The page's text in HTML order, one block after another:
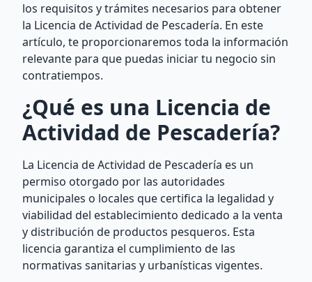
los requisitos y trámites necesarios para obtener
la Licencia de Actividad de Pescadería. En este
artículo, te proporcionaremos toda la información
relevante para que puedas iniciar tu negocio sin
contratiempos.
¿Qué es una Licencia de
Actividad de Pescadería?
La Licencia de Actividad de Pescadería es un
permiso otorgado por las autoridades
municipales o locales que certifica la legalidad y
viabilidad del establecimiento dedicado a la venta
y distribución de productos pesqueros. Esta
licencia garantiza el cumplimiento de las
normativas sanitarias y urbanísticas vigentes.